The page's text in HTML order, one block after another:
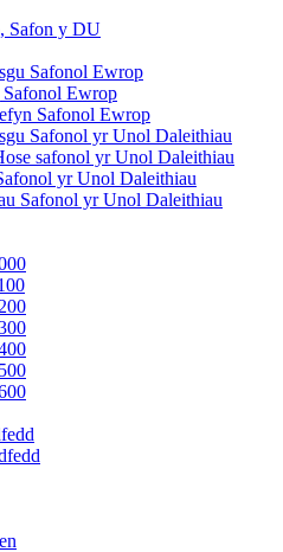
Safon y DU
Safonol Ewrop
Ewrop
Safonol Ewrop
Safonol yr Unol Daleithiau
safonol yr Unol Daleithiau
yr Unol Daleithiau
Safonol yr Unol Daleithiau